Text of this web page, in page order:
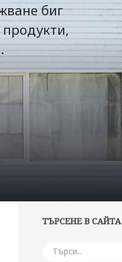
биг
продукти,
ТЪРСЕНЕ В САЙТА